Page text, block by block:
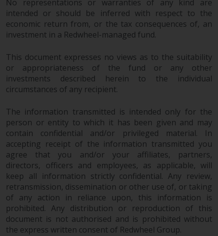
No representations or warranties of any kind are
intended or should be inferred with respect to the
economic return from, or the tax consequences of, an
investment in a Redwheel-managed fund.
This document expresses no views as to the suitability
or appropriateness of the fund or any other
investments described herein to the individual
circumstances of any recipient.
The information transmitted is intended only for the
person or entity to which it has been given and may
contain confidential and/or privileged material. In
accepting receipt of the information transmitted you
agree that you and/or your affiliates, partners,
directors, officers and employees, as applicable, will
keep all information strictly confidential. Any review,
retransmission, dissemination or other use of, or taking
of any action in reliance upon, this information is
prohibited. Any distribution or reproduction of this
document is not authorised and is prohibited without
the express written consent of Redwheel Group.